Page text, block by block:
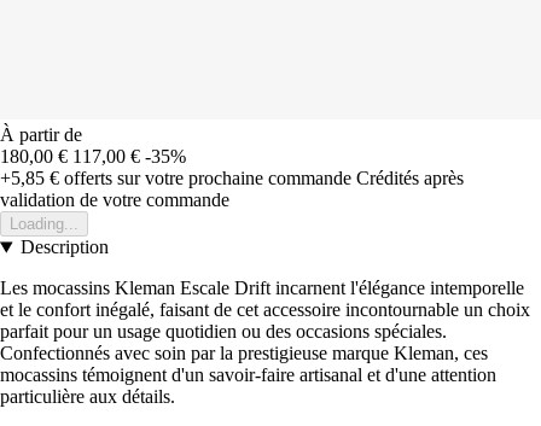
À partir de
180,00 € 117,00 € -35%
+5,85 € offerts sur votre prochaine commande Crédités après
validation de votre commande
Loading...
Description
Les mocassins Kleman Escale Drift incarnent l'élégance intemporelle
et le confort inégalé, faisant de cet accessoire incontournable un choix
parfait pour un usage quotidien ou des occasions spéciales.
Confectionnés avec soin par la prestigieuse marque Kleman, ces
mocassins témoignent d'un savoir-faire artisanal et d'une attention
particulière aux détails.